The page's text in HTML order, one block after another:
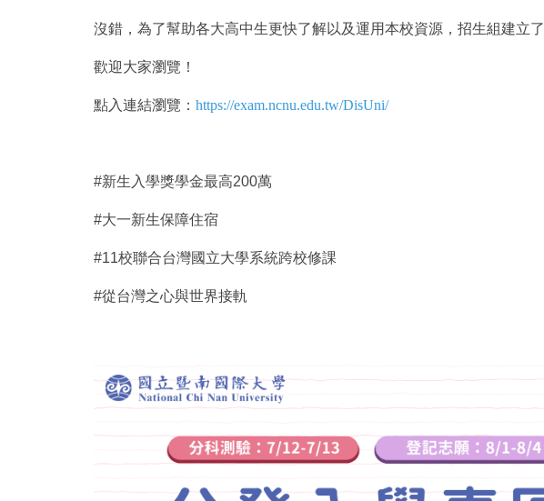
沒錯，為了幫助各大高中生更快了解以及運用本校資源，招生組建立了
歡迎大家瀏覽！
點入連結瀏覽： https://exam.ncnu.edu.tw/DisUni/
#新生入學獎學金最高200萬
#大一新生保障住宿
#11校聯合台灣國立大學系統跨校修課
#從台灣之心與世界接軌